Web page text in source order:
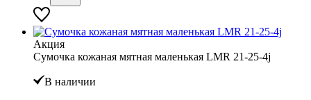
Акция
Сумочка кожаная мятная маленькая LMR 21-25-4j
В наличии